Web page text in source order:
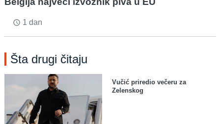
access_time 1 dan
Šta drugi čitaju
Vučić priredio večeru za
Zelenskog